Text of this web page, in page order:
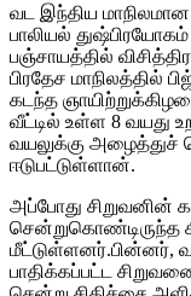
வட இந்திய மாநிலமான
பாலியல் துஷ்பிரயோகம்
பஞ்சாயத்தில்
பிரதேச மாநிலத்தில்
கடந்த
வீட்டில் உள்ள 8 வயது
வயலுக்கு அழைத்துச்
ஈடுபட்டுள்ளான்.
அப்போது சிறுவனின்
சென்றுகொண்டிருந்த
மீட்டுள்ளனர்.பின்னர்,
பாதிக்கப்பட்ட